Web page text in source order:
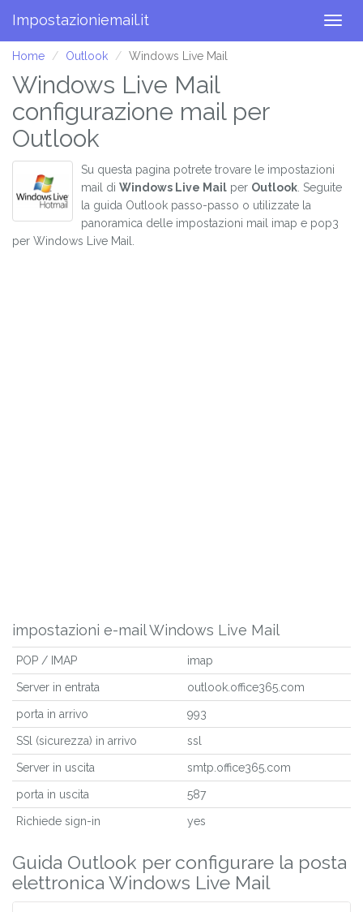
Impostazioniemail.it
Home Outlook Windows Live Mail
Windows Live Mail
configurazione mail per
Outlook
Su questa pagina potrete trovare le impostazioni
mail di Windows Live Mail per Outlook . Seguite
la guida Outlook passo-passo o utilizzate la
panoramica delle impostazioni mail imap e pop3
per Windows Live Mail.
impostazioni e-mail Windows Live Mail
POP / IMAP imap
Server in entrata outlook.office365.com
porta in arrivo 993
SSl (sicurezza) in arrivo ssl
Server in uscita smtp.office365.com
porta in uscita 587
Richiede sign-in yes
Guida Outlook per configurare la posta
elettronica Windows Live Mail